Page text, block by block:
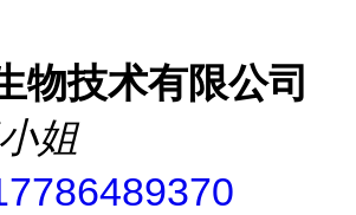
物技术有限公司
姐